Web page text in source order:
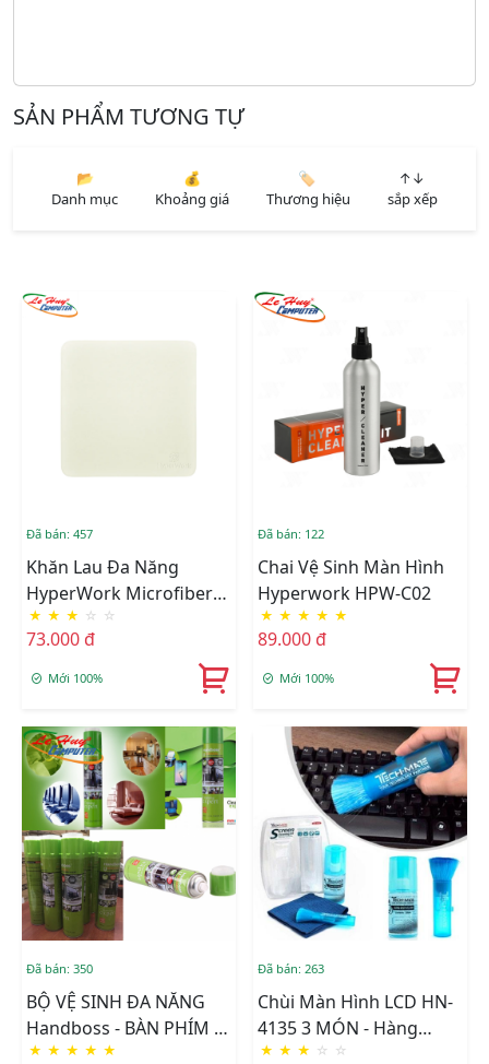
SẢN PHẨM TƯƠNG TỰ
📂
Danh mục
💰
Khoảng giá
🏷️
Thương hiệu
↑↓
sắp xếp
Đã bán: 457
Khăn Lau Đa Năng
HyperWork Microfiber
HC-01
★ ★ ★ ☆ ☆
73.000 đ
Mới 100%
Đã bán: 122
Chai Vệ Sinh Màn Hình
Hyperwork HPW-C02
★ ★ ★ ★ ★
89.000 đ
Mới 100%
Đã bán: 350
BỘ VỆ SINH ĐA NĂNG
Handboss - BÀN PHÍM -
TIVI -KIẾNG -XE HƠI
★ ★ ★ ★ ★
Đã bán: 263
Chùi Màn Hình LCD HN-
4135 3 MÓN - Hàng
Nhập Khẩu
★ ★ ★ ☆ ☆